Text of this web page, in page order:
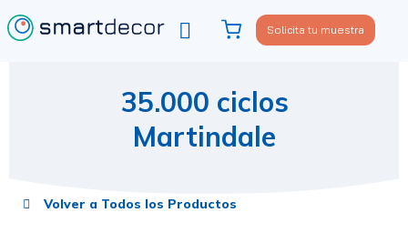
Solicita tu muestra
35.000 ciclos
Martindale
Volver a Todos los Productos